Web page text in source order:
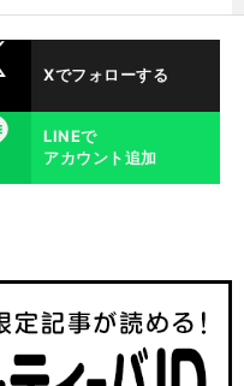
Xでフォローする
LINEで
アカウント追加